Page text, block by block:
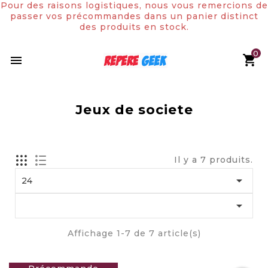

Pour des raisons logistiques, nous vous remercions de
passer vos précommandes dans un panier distinct
des produits en stock.
0
Jeux de societe
Il y a 7 produits.
24


Affichage 1-7 de 7 article(s)